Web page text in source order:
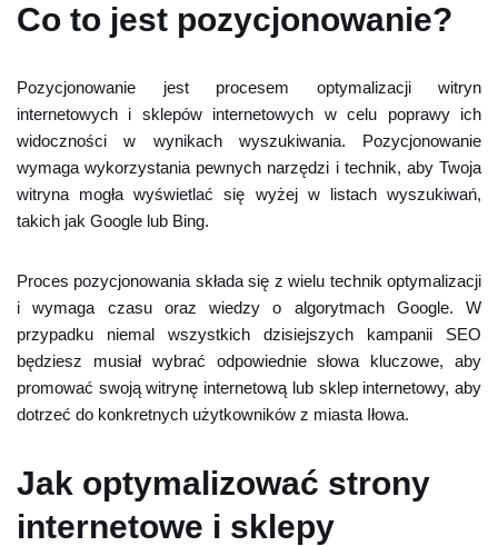
Co to jest pozycjonowanie?
Pozycjonowanie jest procesem optymalizacji witryn
internetowych i sklepów internetowych w celu poprawy ich
widoczności w wynikach wyszukiwania. Pozycjonowanie
wymaga wykorzystania pewnych narzędzi i technik, aby Twoja
witryna mogła wyświetlać się wyżej w listach wyszukiwań,
takich jak Google lub Bing.
Proces pozycjonowania składa się z wielu technik optymalizacji
i wymaga czasu oraz wiedzy o algorytmach Google. W
przypadku niemal wszystkich dzisiejszych kampanii SEO
będziesz musiał wybrać odpowiednie słowa kluczowe, aby
promować swoją witrynę internetową lub sklep internetowy, aby
dotrzeć do konkretnych użytkowników z miasta Iłowa.
Jak optymalizować strony
internetowe i sklepy